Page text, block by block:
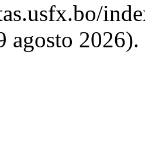
agosto 2026).